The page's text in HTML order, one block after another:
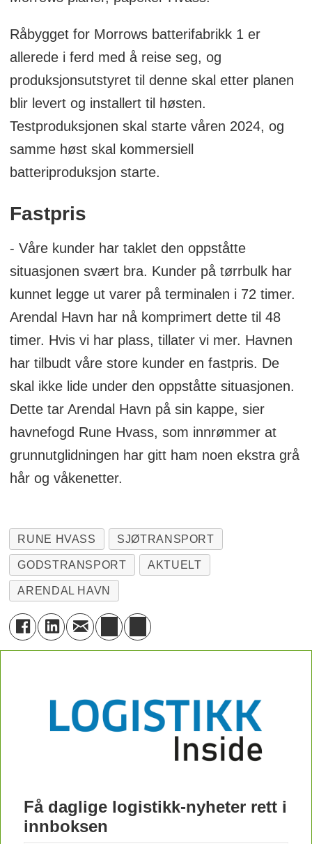
Råbygget for Morrows batterifabrikk 1 er
allerede i ferd med å reise seg, og
produksjonsutstyret til denne skal etter planen
blir levert og installert til høsten.
Testproduksjonen skal starte våren 2024, og
samme høst skal kommersiell
batteriproduksjon starte.
Fastpris
- Våre kunder har taklet den oppståtte
situasjonen svært bra. Kunder på tørrbulk har
kunnet legge ut varer på terminalen i 72 timer.
Arendal Havn har nå komprimert dette til 48
timer. Hvis vi har plass, tillater vi mer. Havnen
har tilbudt våre store kunder en fastpris. De
skal ikke lide under den oppståtte situasjonen.
Dette tar Arendal Havn på sin kappe, sier
havnefogd Rune Hvass, som innrømmer at
grunnutglidningen har gitt ham noen ekstra grå
hår og våkenetter.
RUNE HVASS SJØTRANSPORT
GODSTRANSPORT AKTUELT
ARENDAL HAVN
Få daglige logistikk-nyheter rett i
innboksen